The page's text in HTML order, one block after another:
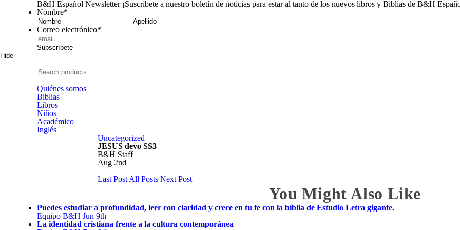
B&H Español Newsletter ¡Suscríbete a nuestro boletín de noticias para estar al tanto de los nuevos libros y Biblias de B&H
Nombre*
Nombre
Correo electrónico*
Subscríbete
Hide
Español
Quiénes somos
Biblias
Libros
Niños
Académico
Inglés
Uncategorized
JESUS devo SS3
B&H Staff
Aug 2nd
Last Post All Posts Next Post
You Might Also Like
Puedes estudiar a profundidad, leer con claridad y crece en tu fe con la biblia de Estudio Letra gigante.
Equipo B&H Jun 9th
La identidad cristiana frente a la cultura contemporánea